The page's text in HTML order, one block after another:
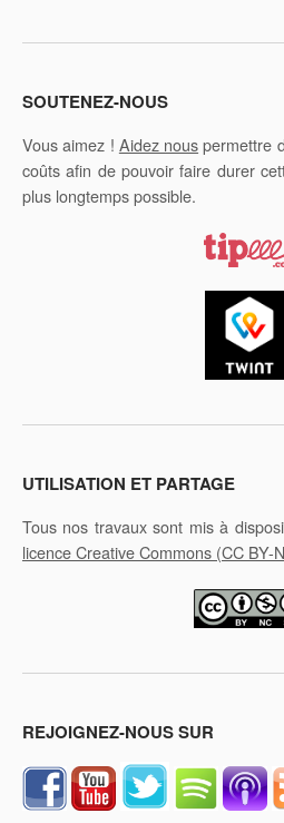
SOUTENEZ-NOUS
Vous aimez ! Aidez nouspermettre
coûts afin de pouvoir faire durer
plus longtemps possible.
UTILISATION ET PARTAGE
Tous nos travaux sont mis à
licence Creative Commons (CC BY-
REJOIGNEZ-NOUS SUR